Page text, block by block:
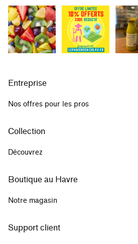
Entreprise
Nos offres pour les pros
Collection
Découvrez
Boutique au Havre
Notre magasin
Support client